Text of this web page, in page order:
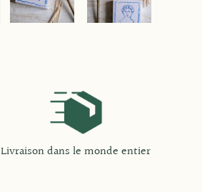
Livraison dans le monde entier